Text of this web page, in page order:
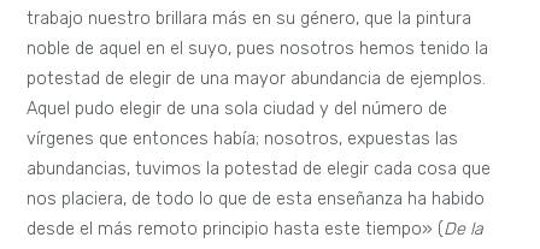
trabajo nuestro brillara más en su género, que la pintura
noble de aquel en el suyo, pues nosotros hemos tenido la
potestad de elegir de una mayor abundancia de ejemplos.
Aquel pudo elegir de una sola ciudad y del número de
vírgenes que entonces había; nosotros, expuestas las
abundancias, tuvimos la potestad de elegir cada cosa que
nos placiera, de todo lo que de esta enseñanza ha habido
desde el más remoto principio hasta este tiempo» (De la